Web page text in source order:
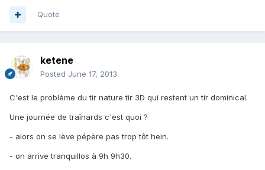
Quote
ketene
Posted June 17, 2013
C'est le problème du tir nature tir 3D qui restent un tir dominical.
Une journée de traînards c'est quoi ?
- alors on se lève pépère pas trop tôt hein.
- on arrive tranquillos à 9h 9h30.